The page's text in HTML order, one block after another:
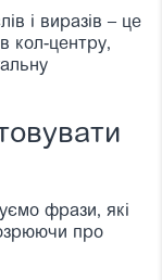
і виразів – це
кол-центру,
фрази, які
про